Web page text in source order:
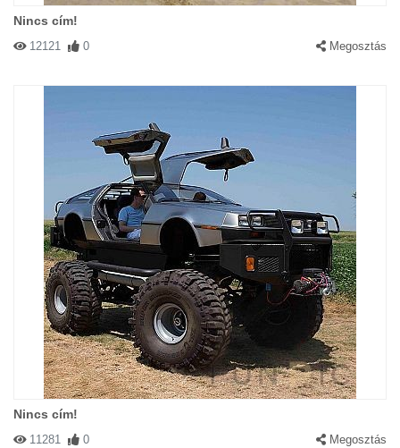
Nincs cím!
12121 0 Megosztás
Nincs cím!
11281 0 Megosztás